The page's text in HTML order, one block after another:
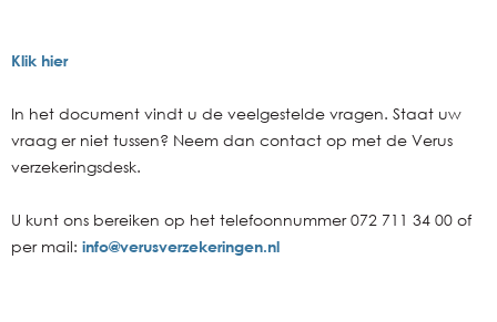
Klik hier
In het document vindt u de veelgestelde vragen. Staat uw
vraag er niet tussen? Neem dan contact op met de Verus
verzekeringsdesk.
U kunt ons bereiken op het telefoonnummer 072 711 34 00 of
per mail: info@verusverzekeringen.nl